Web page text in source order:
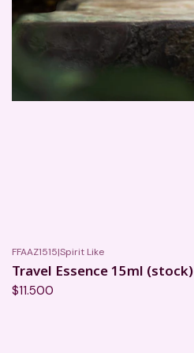
FFAAZ1515|Spirit Like
Travel Essence 15ml (stock)
$11.500